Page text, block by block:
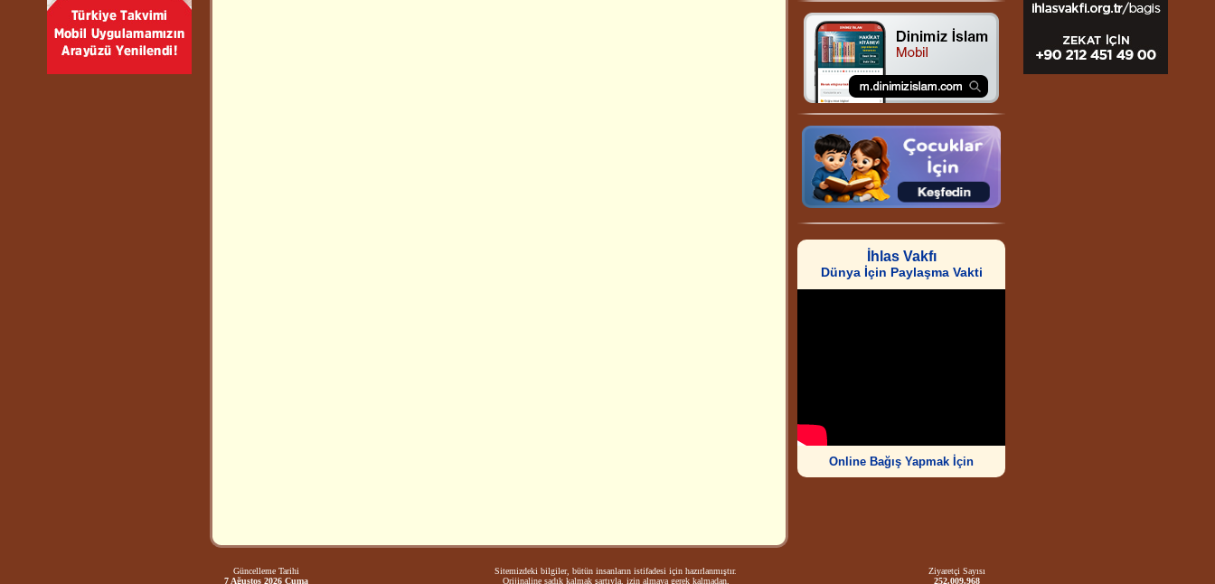
İhlas Vakfı
Dünya İçin Paylaşma Vakti
Online Bağış Yapmak İçin
Güncelleme Tarihi
7 Ağustos 2026 Cuma
Sitemizdeki bilgiler, bütün insanların istifadesi için hazırlanmıştır.
Orijinaline sadık kalmak şartıyla, izin almaya gerek kalmadan,
Ziyaretçi Sayısı
252.009.968